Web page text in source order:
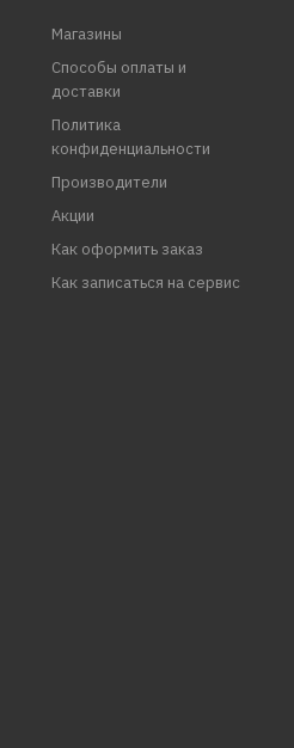
Магазины
Способы оплаты и
доставки
Политика
конфиденциальности
Производители
Акции
Как оформить заказ
Как записаться на сервис